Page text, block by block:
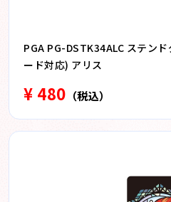
PGA PG-DSTK34ALC ステン
ード対応) アリス
¥ 480 （税込）